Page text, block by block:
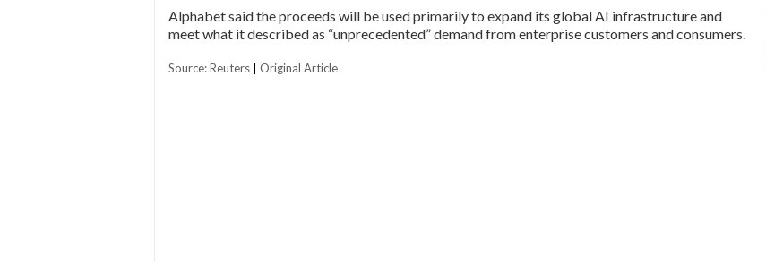
Alphabet said the proceeds will be used primarily to expand its global AI infrastructure and
meet what it described as “unprecedented” demand from enterprise customers and consumers.
Source: Reuters Original Article